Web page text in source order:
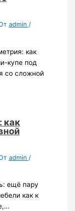
admin /
как
купе под
со сложной
как
admin /
ещё пару
как к